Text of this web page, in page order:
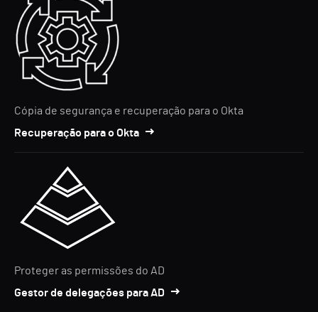
Cópia de segurança e recuperação para o Okta
Recuperação para o Okta
Proteger as permissões do AD
Gestor de delegações para AD